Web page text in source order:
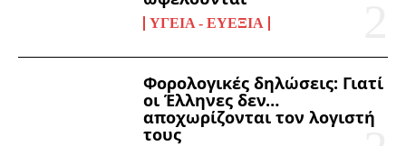
ΥΓΕΊΑ - ΕΥΕΞΊΑ
Φορολογικές δηλώσεις: Γιατί
οι Έλληνες δεν…
αποχωρίζονται τον λογιστή
τους